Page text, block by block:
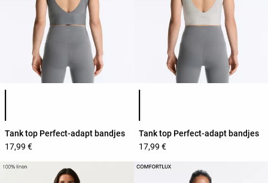
Tank top Perfect-adapt bandjes
17,99 €
Tank top Perfect-adapt bandjes
17,99 €